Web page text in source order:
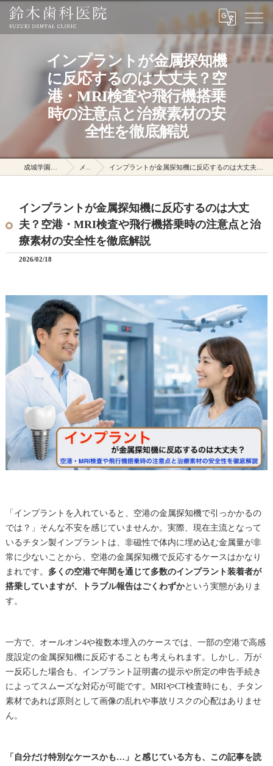
インプラントが金属探知機
に反応するのは大丈夫？空
港・MRI検査や飛行機搭乗
時の注意点と治療素材の安
全性を徹底解説
メディア インプラントが金属探知機に反応するのは大丈夫？空港・MRI検査や飛行機搭乗時の注意点と治療素材の安全性を徹底解説
インプラントが金属探知機に反応するのは大丈
夫？空港・MRI検査や飛行機搭乗時の注意点と治
療素材の安全性を徹底解説
2026/02/18
「インプラントを入れていると、空港の金属探知機で引っかかるの
では？」そんな不安を感じていませんか。実際、現在主流となって
いるチタン製インプラントは、非磁性で体内に埋め込む金属量が非
常に少ないことから、空港の金属探知機で反応するケースはかなり
まれです。 多くの空港で年間を通じて多数のインプラント装着者が
搭乗していますが、トラブル報告はごくわずかという実態がありま
す。
一方で、オールオン4や複数本埋入のケースでは、一部の空港で高感
度設定の金属探知機に反応することも考えられます。しかし、万が
一反応した場合も、インプラント証明書の提示や所定の申告手続き
によってスムーズな対応が可能です。MRIやCT検査時にも、チタン
素材であれば原則として画像の乱れや事故リスクの心配はありませ
ん。
「自分だけ特別なケースかも…」と感じている方も、この記事を読